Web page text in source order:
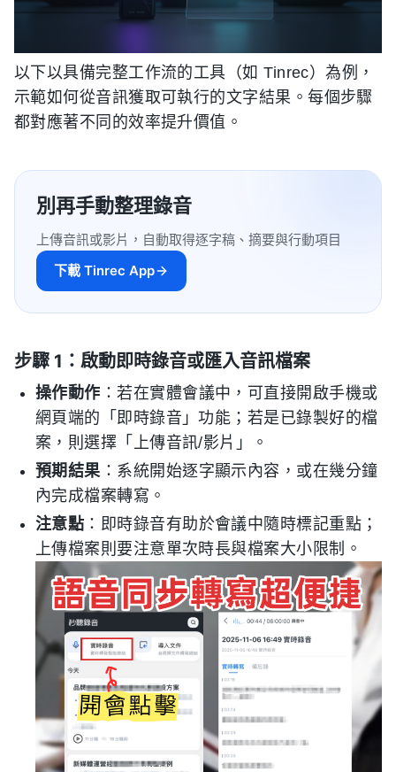
以下以具備完整工作流的工具（如 Tinrec）為例，
示範如何從音訊獲取可執行的文字結果。每個步驟
都對應著不同的效率提升價值。
別再手動整理錄音
上傳音訊或影片，自動取得逐字稿、摘要與行動項目
下載 Tinrec App
步驟 1：啟動即時錄音或匯入音訊檔案
操作動作 ：若在實體會議中，可直接開啟手機或
網頁端的「即時錄音」功能；若是已錄製好的檔
案，則選擇「上傳音訊/影片」。
預期結果：系統開始逐字顯示內容，或在幾分鐘
內完成檔案轉寫。
注意點 ：即時錄音有助於會議中隨時標記重點；
上傳檔案則要注意單次時長與檔案大小限制。